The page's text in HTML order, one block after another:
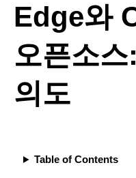
Edge와
오픈소스
의도
Table of Contents